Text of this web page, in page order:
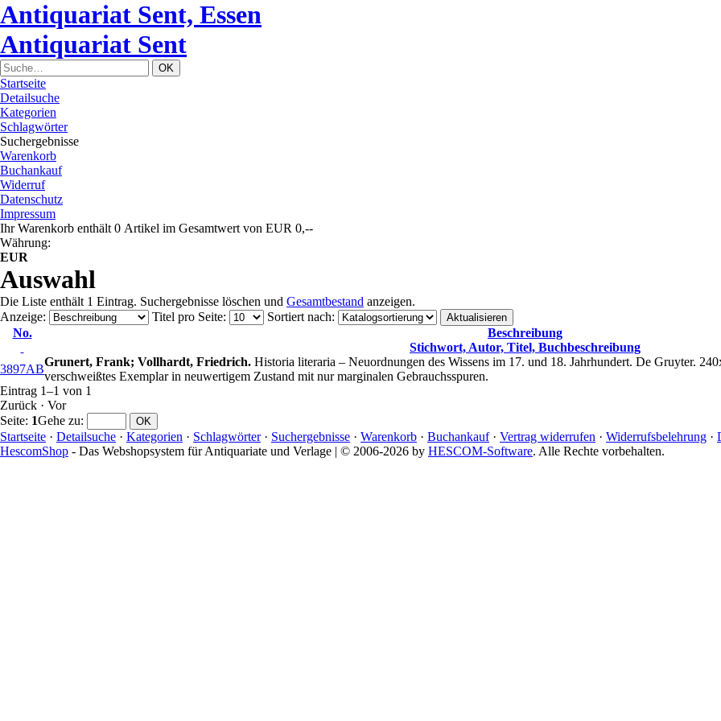
Antiquariat Sent, Essen
Antiquariat Sent
Startseite
Detailsuche
Kategorien
Schlagwörter
Suchergebnisse
Warenkorb
Buchankauf
Widerruf
Datenschutz
Impressum
Ihr Warenkorb enthält 0 Artikel im Gesamtwert von EUR 0,--
Währung:
EUR
Auswahl
Die Liste enthält 1 Eintrag. Suchergebnisse löschen und Gesamtbestand anzeigen.
Anzeige: Titel pro Seite: Sortiert nach:
No.
Beschreibung
Stichwort, Autor, Titel, Buchbeschreibung
3897AB
Grunert, Frank; Vollhardt, Friedrich. Historia literaria – Neuordnungen des Wissens im 17. und 18. Jahrhundert. De Gruyter.
verschweißtes Exemplar in neuwertigem Zustand mit nur marginalen Gebrauchsspuren.
Eintrag 1–1 von 1
Zurück · Vor
Seite: 1Gehe zu:
Startseite · Detailsuche · Kategorien · Schlagwörter· Suchergebnisse · Warenkorb · Buchankauf· Vertrag widerrufen · Widerrufsbelehrung ·
HescomShop - Das Webshopsystem für Antiquariate und Verlage | © 2006-2026 by HESCOM-Software. Alle Rechte vorbehalten.